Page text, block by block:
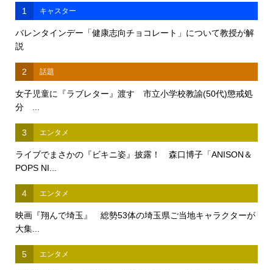
1 キャスター
バレンタインデー「健康志向チョコレート」について教授が解
説
2 話題
女子児童に『ラブレター』渡す 市立小学校教諭(50代)懲戒処
分 ...
3 エンタメ
ライブでまさかの『ビキニ姿』披露！ 森口博子「ANISON＆
POPS NI...
4 エンタメ
映画『翔んで埼玉』 総勢53体の埼玉県ご当地キャラクターが
大集...
5 エンタメ